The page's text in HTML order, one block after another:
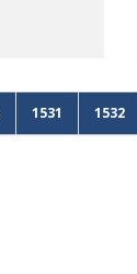
1531 1532